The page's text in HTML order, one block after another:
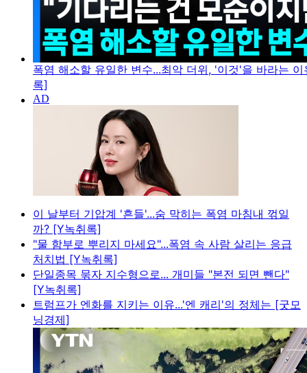
폭염 해소할 유일한 변수...최악 더위, '이것'을 바라는
록]
이 날부터 기압계 '흔들'...숨 막히는 폭염 마침내 꺾일
까? [Y녹취록]
"물 함부로 뿌리지 마세요"...폭염 속 사람 살리는 응급
처치법 [Y녹취록]
단일종목 묶자 지수형으로... 개미들 "본전 되면 뺀다"
[Y녹취록]
트럼프가 엔화를 지키는 이유...'엔 캐리'의 정체는 [굿모
닝경제]